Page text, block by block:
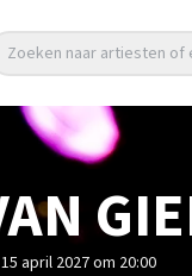
Zoeken naar artiesten of
15 april 2027 om 20:00